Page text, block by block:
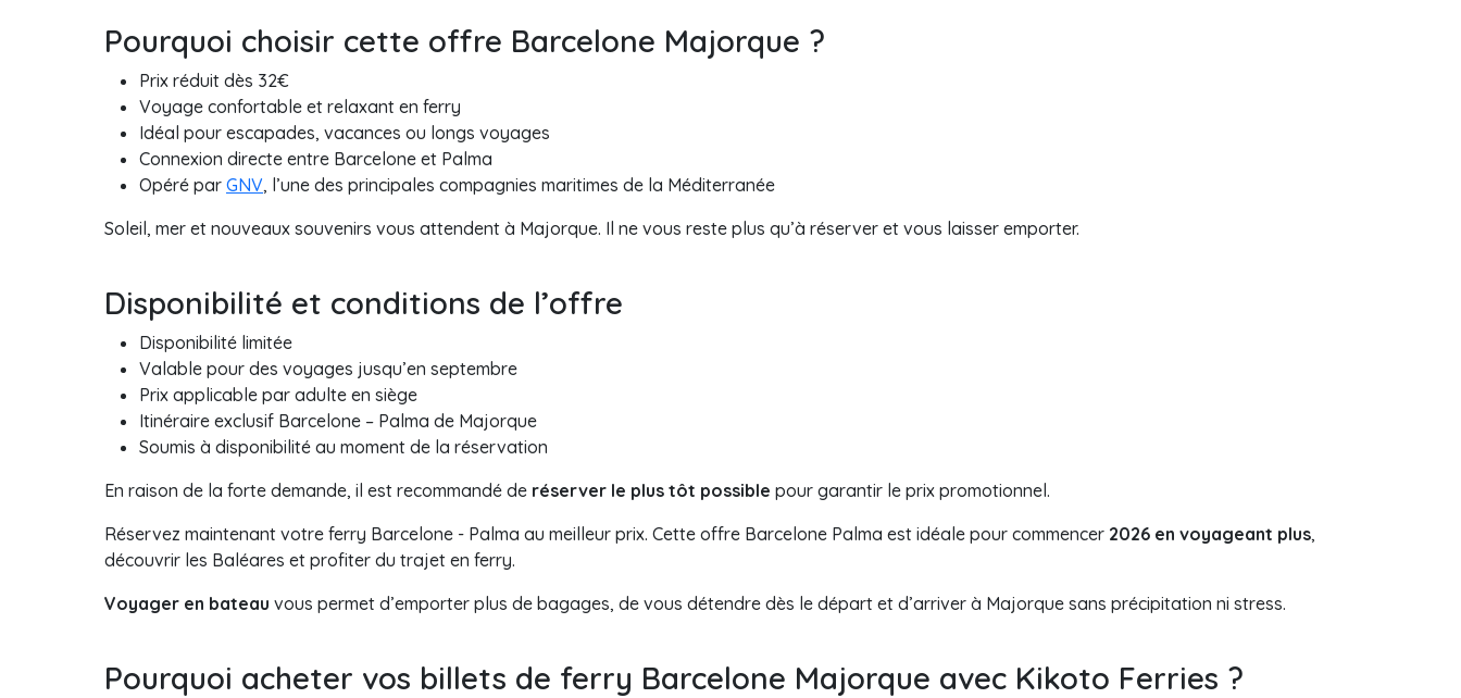
Pourquoi choisir cette offre Barcelone Majorque ?
Prix réduit dès 32€
Voyage confortable et relaxant en ferry
Idéal pour escapades, vacances ou longs voyages
Connexion directe entre Barcelone et Palma
Opéré par GNV, l’une des principales compagnies maritimes de la Méditerranée
Soleil, mer et nouveaux souvenirs vous attendent à Majorque. Il ne vous reste plus qu’à réserver et vous laisser emporter.
Disponibilité et conditions de l’offre
Disponibilité limitée
Valable pour des voyages jusqu’en septembre
Prix applicable par adulte en siège
Itinéraire exclusif Barcelone – Palma de Majorque
Soumis à disponibilité au moment de la réservation
En raison de la forte demande, il est recommandé de réserver le plus tôt possible pour garantir le prix promotionnel.
Réservez maintenant votre ferry Barcelone - Palma au meilleur prix. Cette offre Barcelone Palma est idéale pour commencer 2026 en voyageant plus,
découvrir les Baléares et profiter du trajet en ferry.
Voyager en bateau vous permet d’emporter plus de bagages, de vous détendre dès le départ et d’arriver à Majorque sans précipitation ni stress.
Pourquoi acheter vos billets de ferry Barcelone Majorque avec Kikoto Ferries ?